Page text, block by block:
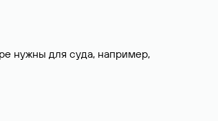
нужны для суда, например,